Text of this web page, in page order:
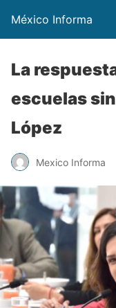
México Informa
La
escuelas
López
Mexico Informa